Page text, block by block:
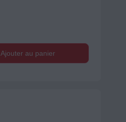
Ajouter au panier